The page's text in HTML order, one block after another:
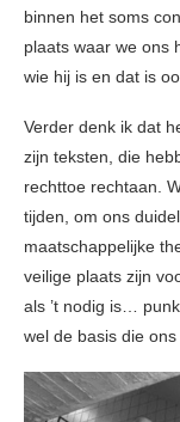
binnen het soms
plaats waar we ons
wie hij is en dat is
Verder denk ik dat
zijn teksten, die
rechttoe rechtaan.
tijden, om ons
maatschappelijke
veilige plaats zijn
als ’t nodig is…
wel de basis die ons